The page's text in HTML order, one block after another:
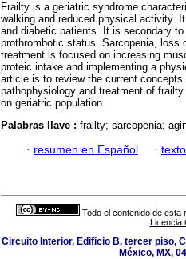
Frailty is a geriatric syndrome
walking and reduced physical activity.
and diabetic patients. It is secondary
prothrombotic status. Sarcopenia,
treatment is focused on increasing
proteic intake and implementing a
article is to review the current
pathophysiology and treatment of
on geriatric population.
Palabras llave : frailty; sarcopenia;
· resumen en Español ·
Todo el contenido de esta
Licencia
Circuito Interior, Edificio B, tercer piso,
México, MX,